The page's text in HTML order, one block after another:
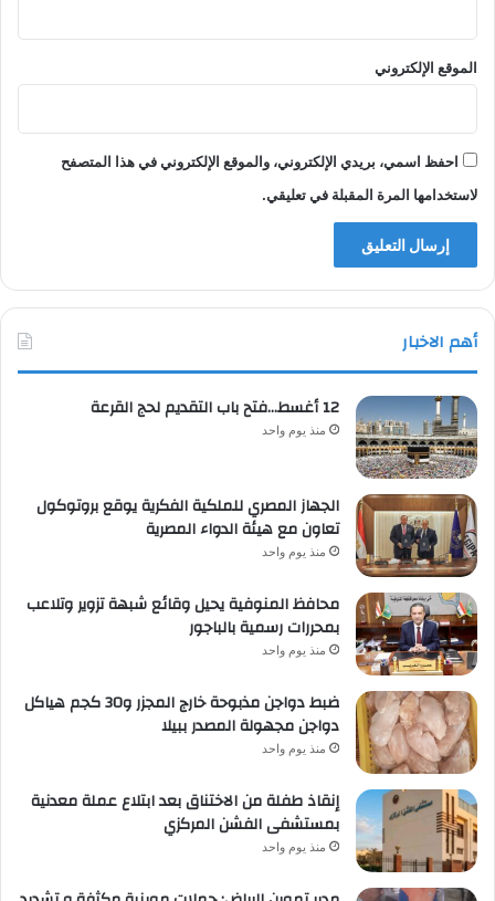
الموقع الإلكتروني
احفظ اسمي، بريدي الإلكتروني، والموقع الإلكتروني في هذا المتصفح
لاستخدامها المرة المقبلة في تعليقي.
أهم الاخبار
12 أغسط…فتح باب التقديم لحج القرعة
منذ يوم واحد
الجهاز المصري للملكية الفكرية يوقع بروتوكول
تعاون مع هيئة الدواء المصرية
منذ يوم واحد
محافظ المنوفية يحيل وقائع شبهة تزوير وتلاعب
بمحررات رسمية بالباجور
منذ يوم واحد
ضبط دواجن مذبوحة خارج المجزر و30 كجم هياكل
دواجن مجهولة المصدر ببيلا
منذ يوم واحد
إنقاذ طفلة من الاختناق بعد ابتلاع عملة معدنية
بمستشفى الفشن المركزي
منذ يوم واحد